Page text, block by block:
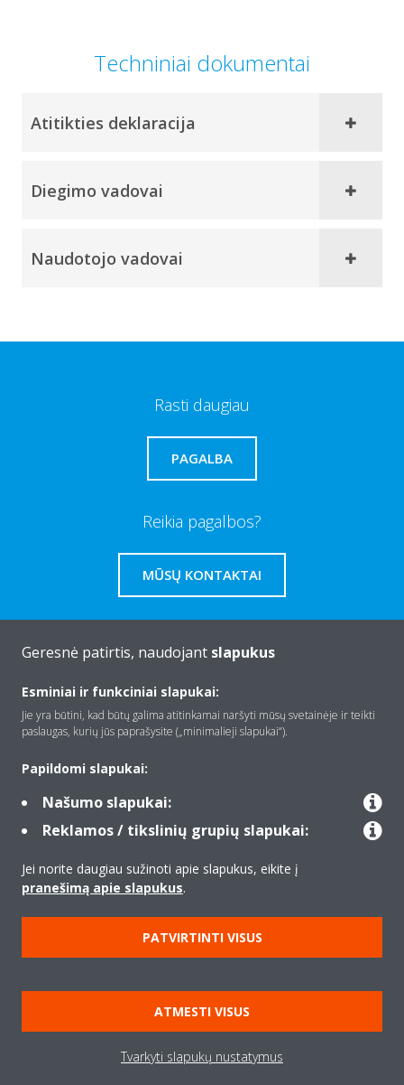
Techniniai dokumentai
Atitikties deklaracija
Diegimo vadovai
Naudotojo vadovai
Rasti daugiau
PAGALBA
Reikia pagalbos?
MŪSŲ KONTAKTAI
Apie Daikin
Kontaktas
Produktai
Copyright © Daikin
Teisinis pranešimas
Įspėjimas dėl slapukų
Duomenų apsaugos politika
Įmonių etika
Geresnė patirtis, naudojant slapukus
Esminiai ir funkciniai slapukai:
Jie yra būtini, kad būtų galima atitinkamai naršyti mūsų svetainėje ir teikti
paslaugas, kurių jūs paprašysite („minimalieji slapukai“).
Papildomi slapukai:
Našumo slapukai:
Reklamos / tikslinių grupių slapukai:
Jei norite daugiau sužinoti apie slapukus, eikite į
pranešimą apie slapukus.
PATVIRTINTI VISUS
ATMESTI VISUS
Tvarkyti slapukų nustatymus